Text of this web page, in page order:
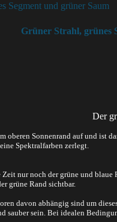
Segment und grüner Saum
Grüner Strahl, grünes
Der
oberen Sonnenrand auf und ist
Spektralfarben zerlegt.
Zeit nur noch der grüne und
grüne Rand sichtbar.
davon abhängig sind um
sauber sein. Bei idealen